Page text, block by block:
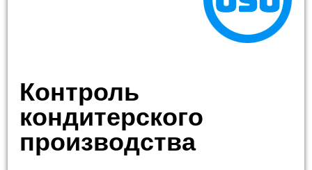
Контроль
кондитерского
производства